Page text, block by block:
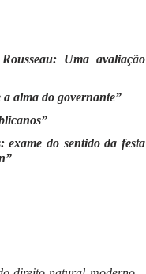
Uma avaliação
a alma do governante”
exame do sentido da festa